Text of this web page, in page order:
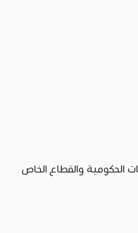
الحكومية والقطاع الخاص